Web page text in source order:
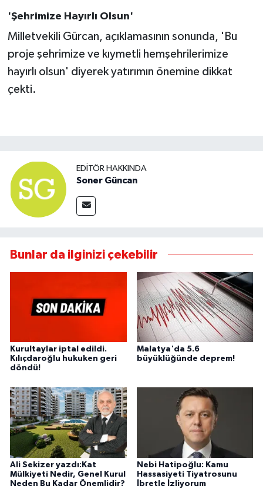
'Şehrimize Hayırlı Olsun'
Milletvekili Gürcan, açıklamasının sonunda, 'Bu
proje şehrimize ve kıymetli hemşehrilerimize
hayırlı olsun' diyerek yatırımın önemine dikkat
çekti.
EDITÖR HAKKINDA
Soner Güncan
Bunlar da ilginizi çekebilir
Kurultaylar iptal edildi.
Kılıçdaroğlu hukuken geri
döndü!
Malatya'da 5.6
büyüklüğünde deprem!
Ali Sekizer yazdı:Kat
Mülkiyeti Nedir, Genel Kurul
Neden Bu Kadar Önemlidir?
Nebi Hatipoğlu: Kamu
Hassasiyeti Tiyatrosunu
İbretle İzliyorum